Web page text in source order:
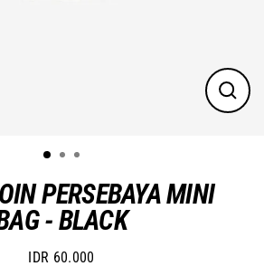
Close
PERSEBAYA MINI
- BLACK
IDR 60.000